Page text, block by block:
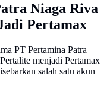
Niaga Riva
Pertamax
PT Pertamina Patra
menjadi Pertamax
salah satu akun